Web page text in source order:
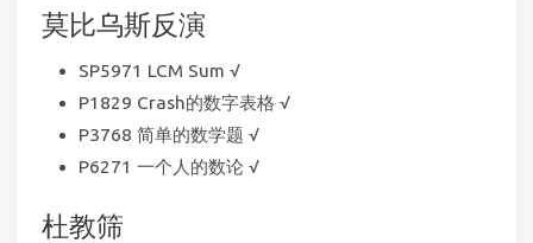
莫比乌斯反演
SP5971 LCM Sum √
P1829 Crash的数字表格 √
P3768 简单的数学题 √
P6271 一个人的数论 √
杜教筛